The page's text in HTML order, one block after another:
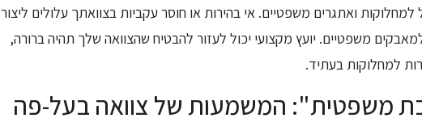
ואתגרים משפטיים. אי בהירות או חוסר עקביות בצוואתך עלולים ליצור
משפטיים. יועץ מקצועי יכול לעזור להבטיח שהצוואה שלך תהיה ברורה,
למחלוקות בעתיד.